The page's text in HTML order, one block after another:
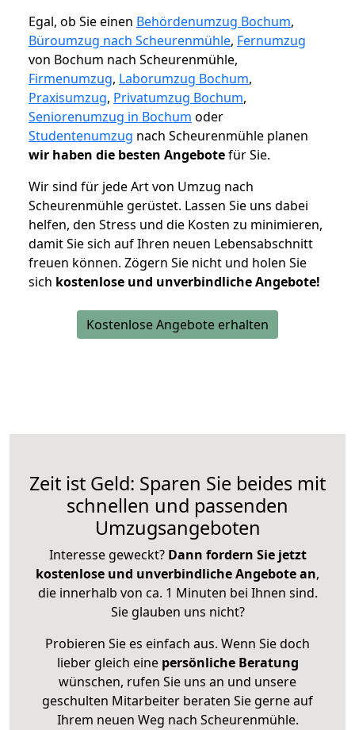
Egal, ob Sie einen Behördenumzug Bochum,
Büroumzug nach Scheurenmühle, Fernumzug
von Bochum nach Scheurenmühle,
Firmenumzug, Laborumzug Bochum,
Praxisumzug, Privatumzug Bochum,
Seniorenumzug in Bochum oder
Studentenumzug nach Scheurenmühle planen
wir haben die besten Angebotefür Sie.
Wir sind für jede Art von Umzug nach
Scheurenmühle gerüstet. Lassen Sie uns dabei
helfen, den Stress und die Kosten zu minimieren,
damit Sie sich auf Ihren neuen Lebensabschnitt
freuen können. Zögern Sie nicht und holen Sie
sich kostenlose und unverbindliche Angebote!
Kostenlose Angebote erhalten
Zeit ist Geld: Sparen Sie beides mit
schnellen und passenden
Umzugsangeboten
Interesse geweckt? Dann fordern Sie jetzt
kostenlose und unverbindliche Angebote an,
die innerhalb von ca. 1 Minuten bei Ihnen sind.
Sie glauben uns nicht?
Probieren Sie es einfach aus. Wenn Sie doch
lieber gleich eine persönliche Beratung
wünschen, rufen Sie uns an und unsere
geschulten Mitarbeiter beraten Sie gerne auf
Ihrem neuen Weg nach Scheurenmühle.